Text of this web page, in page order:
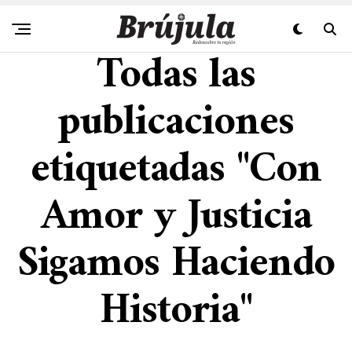
Todas las
publicaciones
etiquetadas "Con
Amor y Justicia
Sigamos Haciendo
Historia"